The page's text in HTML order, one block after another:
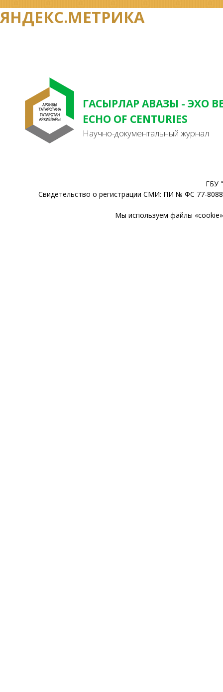
ЯНДЕКС.МЕТРИКА
ГАСЫРЛАР АВАЗЫ - ЭХО
ECHO OF CENTURIES
Научно-документальный журнал
ГБУ
Свидетельство о регистрации СМИ: ПИ № ФС 77-
Мы используем файлы «cookie»